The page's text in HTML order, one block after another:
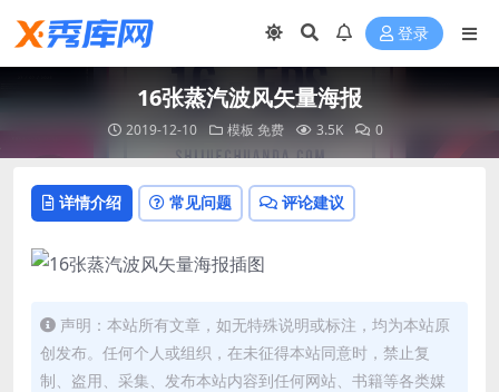
登录
16张蒸汽波风矢量海报
2019-12-10 模板 免费 3.5K 0
详情介绍 常见问题 评论建议
声明：本站所有文章，如无特殊说明或标注，均为本站原
创发布。任何个人或组织，在未征得本站同意时，禁止复
制、盗用、采集、发布本站内容到任何网站、书籍等各类媒